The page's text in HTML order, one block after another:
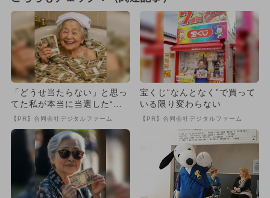
「どうせ当たらない」と思っ
てた私が本当に当選した“買
い方”がこれ
【PR】合同会社デジタルファーム
宝くじ“なんとなく”で買って
いる限り変わらない
【PR】合同会社デジタルファーム